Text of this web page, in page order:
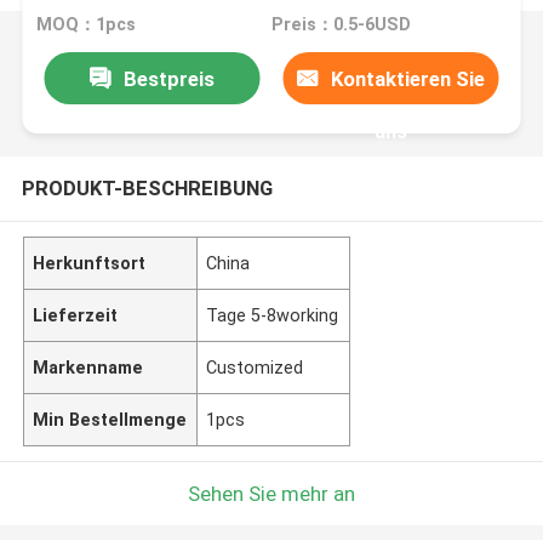
Teile stempelnd
MOQ：1pcs Preis：0.5-6USD
Bestpreis Kontaktieren Sie
uns
PRODUKT-BESCHREIBUNG
Herkunftsort China
Lieferzeit Tage 5-8working
Markenname Customized
Min Bestellmenge 1pcs
Sehen Sie mehr an